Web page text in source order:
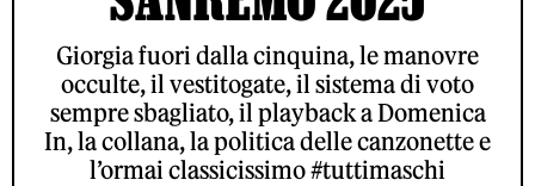
Giorgia fuori dalla cinquina, le manovre
occulte, il vestitogate, il sistema di voto
sempre sbagliato, il playback a Domenica
In, la collana, la politica delle canzonette e
l’ormai classicissimo #tuttimaschi